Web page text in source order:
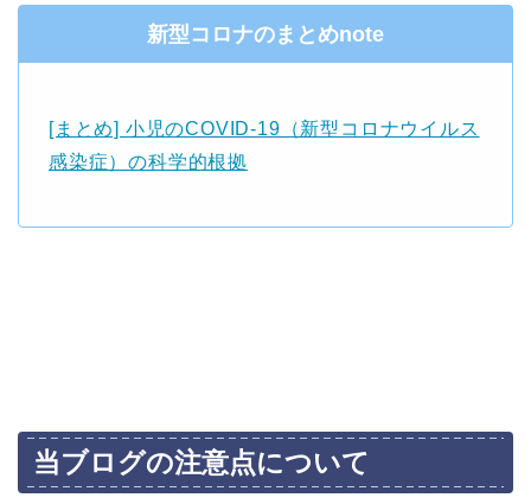
新型コロナのまとめnote
[まとめ] 小児のCOVID-19（新型コロナウイルス
感染症）の科学的根拠
当ブログの注意点について